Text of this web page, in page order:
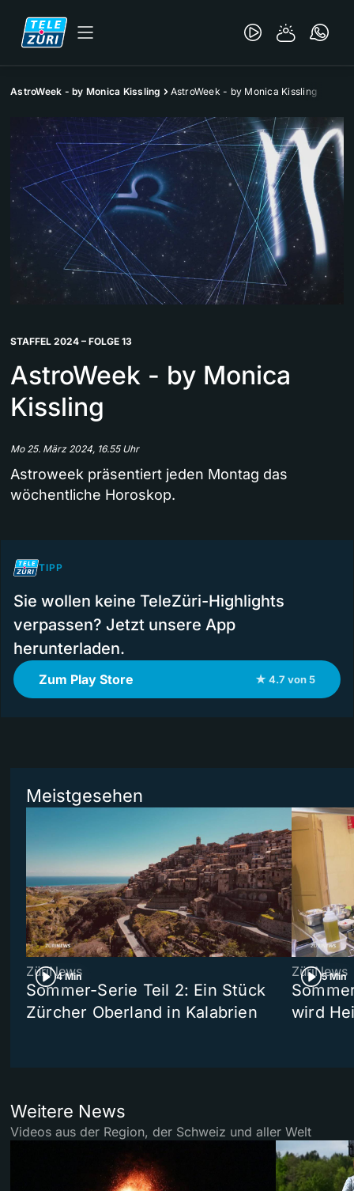
AstroWeek - by Monica Kissling AstroWeek - by Monica Kissling
STAFFEL 2024 – FOLGE 13
AstroWeek - by Monica
Kissling
Mo 25. März 2024, 16.55 Uhr
Astroweek präsentiert jeden Montag das
wöchentliche Horoskop.
TIPP
Sie wollen keine TeleZüri-Highlights
verpassen? Jetzt unsere App
herunterladen.
Zum Play Store ★ 4.7 von 5
Meistgesehen
4 Min
ZüriNews
Sommer-Serie Teil 2: Ein Stück
Zürcher Oberland in Kalabrien
5 Min
ZüriNews
wird
Weitere News
Videos aus der Region, der Schweiz und aller Welt